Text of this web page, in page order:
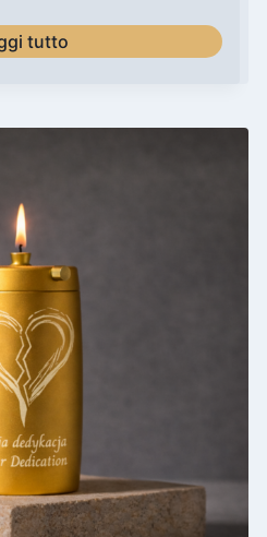
tutto